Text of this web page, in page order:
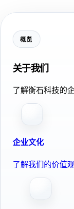
概览
关于我们
了解衡石科技的
企业文化
了解我们的价值